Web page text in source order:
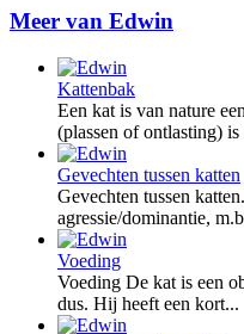
Meer van Edwin
Kattenbak
Een kat is van nature
(plassen of ontlasting) is
Gevechten tussen katten
Gevechten tussen
agressie/dominantie,
Voeding
Voeding De kat is een
dus. Hij heeft een kort...